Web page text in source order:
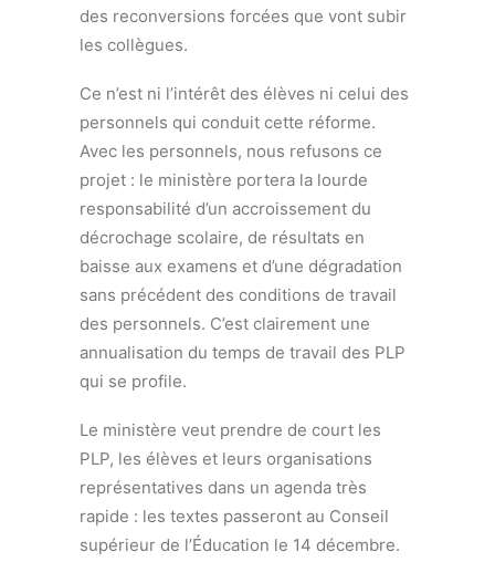
des reconversions forcées que vont subir
les collègues.
Ce n’est ni l’intérêt des élèves ni celui des
personnels qui conduit cette réforme.
Avec les personnels, nous refusons ce
projet : le ministère portera la lourde
responsabilité d’un accroissement du
décrochage scolaire, de résultats en
baisse aux examens et d’une dégradation
sans précédent des conditions de travail
des personnels. C’est clairement une
annualisation du temps de travail des PLP
qui se profile.
Le ministère veut prendre de court les
PLP, les élèves et leurs organisations
représentatives dans un agenda très
rapide : les textes passeront au Conseil
supérieur de l’Éducation le 14 décembre.